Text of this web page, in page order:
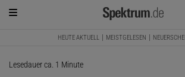
HEUTE AKTUELL MEISTGELESEN
Lesedauer ca. 1 Minute